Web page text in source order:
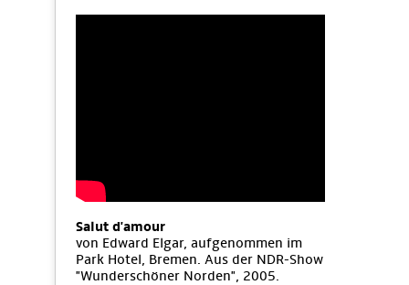
Salut d'amour
von Edward Elgar, aufgenommen im
Park Hotel, Bremen. Aus der NDR-Show
"Wunderschöner Norden", 2005.